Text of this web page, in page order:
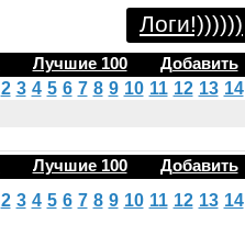
Логи!))))))
Лучшие 100 Добавить
2 3 4 5 6 7 8 9 10 11 12 13 14
Лучшие 100 Добавить
2 3 4 5 6 7 8 9 10 11 12 13 14